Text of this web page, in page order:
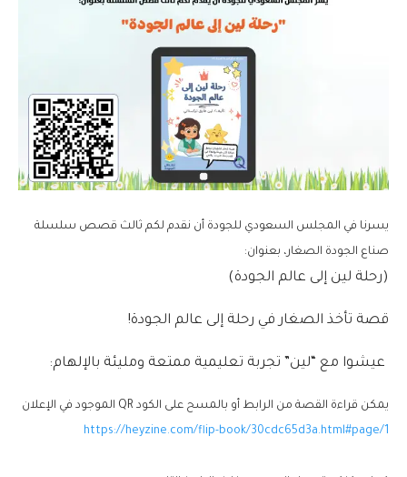
يسرنا في المجلس السعودي للجودة أن نقدم لكم ثالث قصص سلسلة
صناع الجودة الصغار، بعنوان:
‏(رحلة لين إلى عالم الجودة)
‏قصة تأخذ الصغار في رحلة إلى عالم الجودة!
‏ عيشوا مع “لين” تجربة تعليمية ممتعة ومليئة بالإلهام:
يمكن قراءة القصة من الرابط أو بالمسح على الكود QR الموجود في الإعلان
https://heyzine.com/flip-book/30cdc65d3a.html#page/1